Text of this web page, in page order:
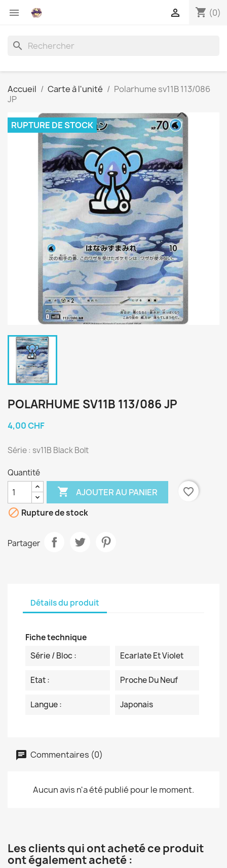
 shopping_cart (0)

search
Accueil Carte à l'unité
Polarhume sv11B 113/086
JP
RUPTURE DE STOCK
POLARHUME SV11B 113/086 JP
4,00 CHF
Série : sv11B Black Bolt
Quantité
 AJOUTER AU PANIER
favorite_border
 Rupture de stock
Partager
Détails du produit
Fiche technique
Série / Bloc :
Ecarlate Et Violet
Etat : Proche Du Neuf
Langue : Japonais
Commentaires (0)
Aucun avis n'a été publié pour le moment.
Les clients qui ont acheté ce produit
ont également acheté :